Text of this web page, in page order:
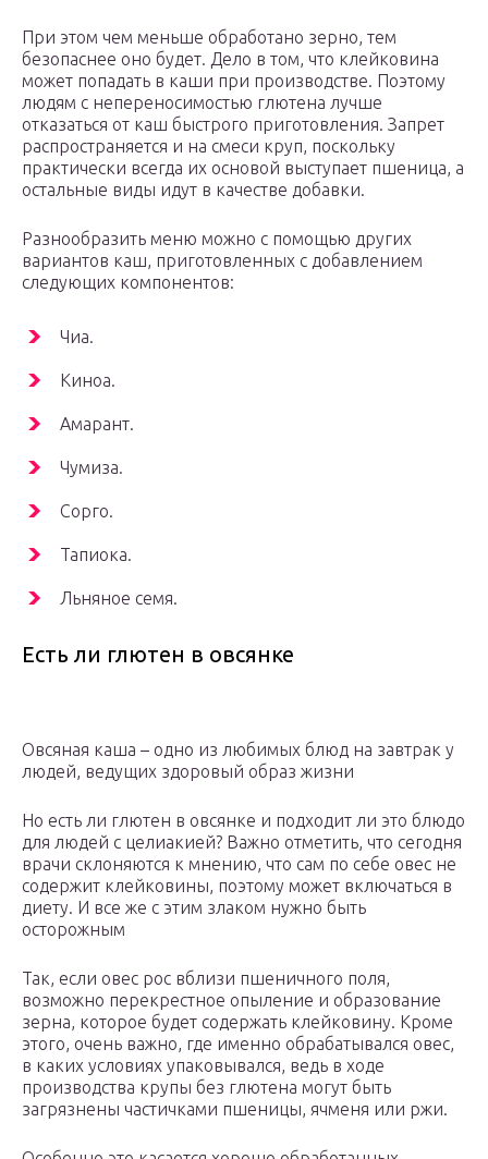
При этом чем меньше обработано зерно, тем
безопаснее оно будет. Дело в том, что клейковина
может попадать в каши при производстве. Поэтому
людям с непереносимостью глютена лучше
отказаться от каш быстрого приготовления. Запрет
распространяется и на смеси круп, поскольку
практически всегда их основой выступает пшеница, а
остальные виды идут в качестве добавки.
Разнообразить меню можно с помощью других
вариантов каш, приготовленных с добавлением
следующих компонентов:
Чиа.
Киноа.
Амарант.
Чумиза.
Сорго.
Тапиока.
Льняное семя.
Есть ли глютен в овсянке
Овсяная каша – одно из любимых блюд на завтрак у
людей, ведущих здоровый образ жизни
Но есть ли глютен в овсянке и подходит ли это блюдо
для людей с целиакией? Важно отметить, что сегодня
врачи склоняются к мнению, что сам по себе овес не
содержит клейковины, поэтому может включаться в
диету. И все же с этим злаком нужно быть
осторожным
Так, если овес рос вблизи пшеничного поля,
возможно перекрестное опыление и образование
зерна, которое будет содержать клейковину. Кроме
этого, очень важно, где именно обрабатывался овес,
в каких условиях упаковывался, ведь в ходе
производства крупы без глютена могут быть
загрязнены частичками пшеницы, ячменя или ржи.